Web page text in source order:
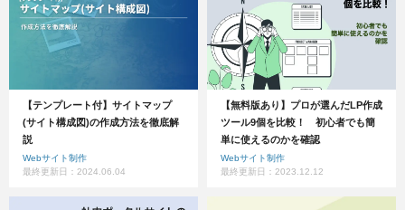
【テンプレート付】サイトマップ
(サイト構成図)の作成方法を徹底解
説
Webサイト制作
最終更新日：2024.06.04
【無料版あり】プロが選んだLP作成
ツール9個を比較！ 初心者でも簡
単に使えるのかを確認
Webサイト制作
最終更新日：2023.12.12